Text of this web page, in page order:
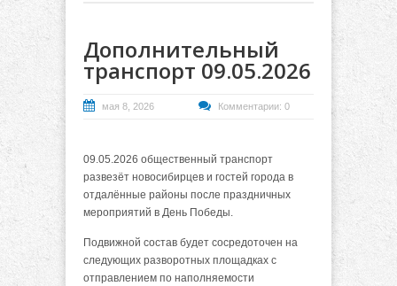
Дополнительный
транспорт 09.05.2026
мая 8, 2026 Комментарии: 0
09.05.2026 общественный транспорт
развезёт новосибирцев и гостей города в
отдалённые районы после праздничных
мероприятий в День Победы.
Подвижной состав будет сосредоточен на
следующих разворотных площадках с
отправлением по наполняемости